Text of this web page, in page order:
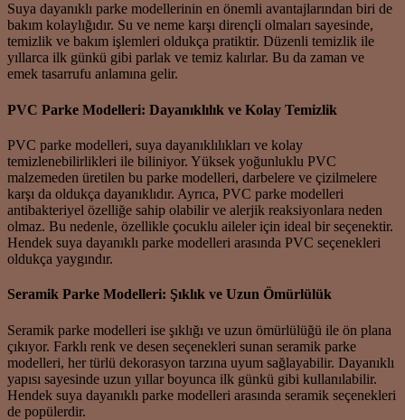
Suya dayanıklı parke modellerinin en önemli avantajlarından biri de
bakım kolaylığıdır. Su ve neme karşı dirençli olmaları sayesinde,
temizlik ve bakım işlemleri oldukça pratiktir. Düzenli temizlik ile
yıllarca ilk günkü gibi parlak ve temiz kalırlar. Bu da zaman ve
emek tasarrufu anlamına gelir.
PVC Parke Modelleri: Dayanıklılık ve Kolay Temizlik
PVC parke modelleri, suya dayanıklılıkları ve kolay
temizlenebilirlikleri ile biliniyor. Yüksek yoğunluklu PVC
malzemeden üretilen bu parke modelleri, darbelere ve çizilmelere
karşı da oldukça dayanıklıdır. Ayrıca, PVC parke modelleri
antibakteriyel özelliğe sahip olabilir ve alerjik reaksiyonlara neden
olmaz. Bu nedenle, özellikle çocuklu aileler için ideal bir seçenektir.
Hendek suya dayanıklı parke modelleri arasında PVC seçenekleri
oldukça yaygındır.
Seramik Parke Modelleri: Şıklık ve Uzun Ömürlülük
Seramik parke modelleri ise şıklığı ve uzun ömürlülüğü ile ön plana
çıkıyor. Farklı renk ve desen seçenekleri sunan seramik parke
modelleri, her türlü dekorasyon tarzına uyum sağlayabilir. Dayanıklı
yapısı sayesinde uzun yıllar boyunca ilk günkü gibi kullanılabilir.
Hendek suya dayanıklı parke modelleri arasında seramik seçenekleri
de popülerdir.